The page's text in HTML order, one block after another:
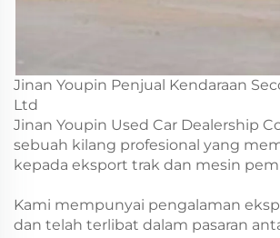
Jinan Youpin Penjual Kendaraan
Ltd
Jinan Youpin Used Car Dealership
sebuah kilang profesional yang
kepada eksport trak dan mesin
Kami mempunyai pengalaman
dan telah terlibat dalam pasaran